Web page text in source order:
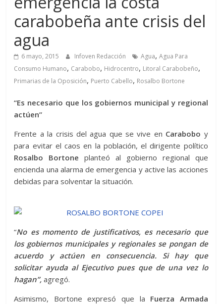
carabobeña ante crisis del
agua
6 mayo, 2015 Infoven Redacción Agua,Agua Para
Consumo Humano, Carabobo, Hidrocentro, Litoral Carabobeño,
Primarias de la Oposición, Puerto Cabello, Rosalbo Bortone
“Es necesario que los gobiernos municipal y regional
actúen”
Frente a la crisis del agua que se vive en Carabobo y
para evitar el caos en la población, el dirigente político
Rosalbo Bortone planteó al gobierno regional que
encienda una alarma de emergencia y active las acciones
debidas para solventar la situación.
“No es momento de justificativos, es necesario que
los gobiernos municipales y regionales se pongan de
acuerdo y actúen en consecuencia. Si hay que
solicitar ayuda al Ejecutivo pues que de una vez lo
hagan”, agregó.
Asimismo, Bortone expresó que la Fuerza Armada